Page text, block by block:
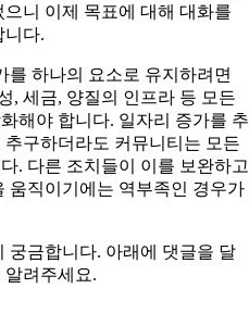
니 이제 목표에 대해 대화를
니다.
를 하나의 요소로 유지하려면
, 세금, 양질의 인프라 등 모든
해야 합니다. 일자리 증가를 추
구하더라도 커뮤니티는 모든
. 다른 조치들이 이를 보완하고
움직이기에는 역부족인 경우가
궁금합니다. 아래에 댓글을 달
알려주세요.